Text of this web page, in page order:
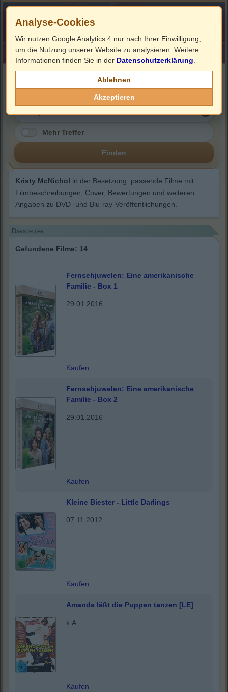
HOME ImpressumLinks
Kristy McNichol
Mehr Treffer
Finden
Kristy McNichol in der Besetzung: passende Filme mit
Filmbeschreibungen, Cover, Bewertungen und weiteren
Angaben zu DVD- und Blu-ray-Veröffentlichungen.
Darsteller
Gefundene Filme: 14
Fernsehjuwelen: Eine amerikanische
Familie - Box 1
29.01.2016
Kaufen
Fernsehjuwelen: Eine amerikanische
Familie - Box 2
29.01.2016
Kaufen
Kleine Biester - Little Darlings
07.11.2012
Kaufen
Amanda läßt die Puppen tanzen [LE]
k.A.
Kaufen
Analyse-Cookies
Wir nutzen Google Analytics 4 nur nach Ihrer Einwilligung,
um die Nutzung unserer Website zu analysieren. Weitere
Informationen finden Sie in der Datenschutzerklärung
Ablehnen
Akzeptieren